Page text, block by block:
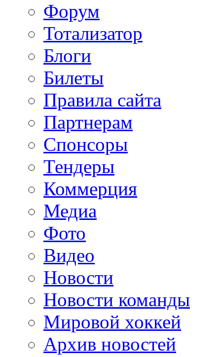
Форум
Тотализатор
Блоги
Билеты
Правила сайта
Партнерам
Спонсоры
Тендеры
Коммерция
Медиа
Фото
Видео
Новости
Новости команды
Мировой хоккей
Архив новостей